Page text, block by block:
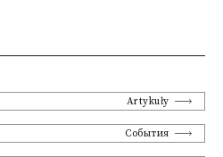
Artykuły
События